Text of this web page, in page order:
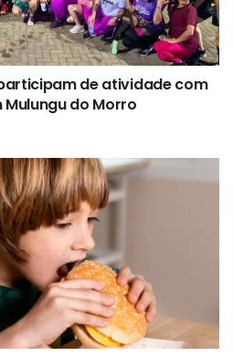
de atividade com
do Morro